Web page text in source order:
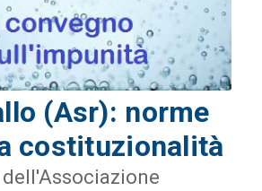
(Asr): norme
costituzionalità